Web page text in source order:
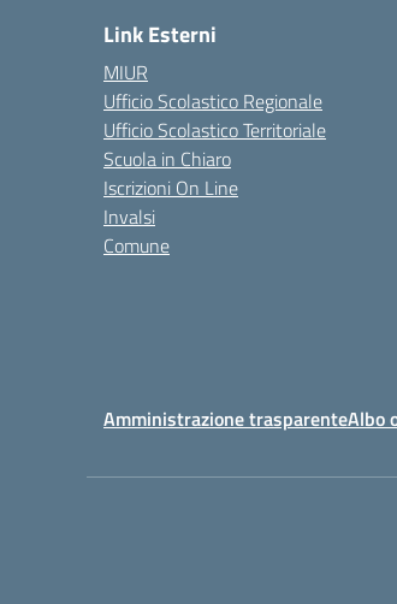
Link Esterni
MIUR
Ufficio Scolastico Regionale
Ufficio Scolastico Territoriale
Scuola in Chiaro
Iscrizioni On Line
Invalsi
Comune
Amministrazione trasparenteAlbo